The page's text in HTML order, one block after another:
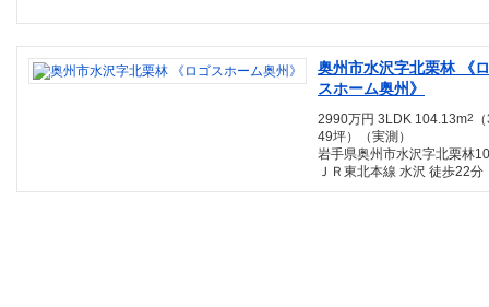
奥州市水沢字北栗林 《
スホーム奥州》
2990万円 3LDK 104.13m2
49坪）（実測）
岩手県奥州市水沢字北栗林
ＪＲ東北本線 水沢 徒歩22分